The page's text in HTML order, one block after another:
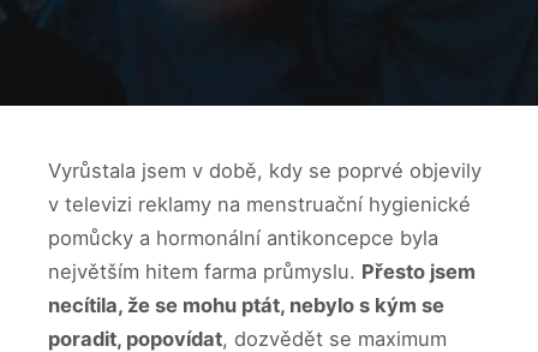
Vyrůstala jsem v době, kdy se poprvé objevily
v televizi reklamy na menstruační hygienické
pomůcky a hormonální antikoncepce byla
největším hitem farma průmyslu. Přesto jsem
necítila, že se mohu ptát, nebylo s kým se
poradit, popovídat, dozvědět se maximum